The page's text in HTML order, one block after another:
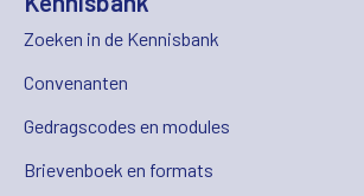
Zoeken in de Kennisbank
Convenanten
Gedragscodes en modules
Brievenboek en formats